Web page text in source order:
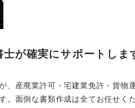
が確実にサポートしま
、産廃業許可・宅建業免許・貨物
。面倒な書類作成は全てお任せく